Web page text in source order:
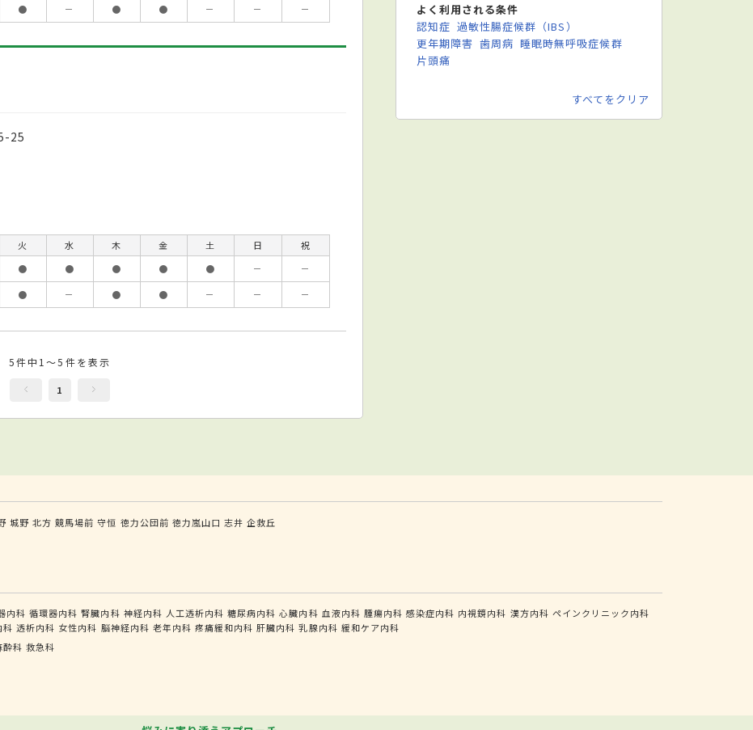
● － ● ● － － －
25
火 水 木 金 土 日
祝
● ● ● ● ● －
－
● － ● ● － － －
5件中1～5件を表示
1
よく利用される条件
認知症 過敏性腸症候群（IBS）
更年期障害 歯周病 睡眠時無呼吸症候群
片頭痛
すべてをクリア
城野 北方 競馬場前 守恒 徳力公団前 徳力嵐山口 志井 企救丘
内科 循環器内科 腎臓内科 神経内科 人工透析内科 糖尿病内科 心臓内科 血液内科 腫瘍内科 感染症内科 内視鏡内科 漢方内科 ペインクリニック内科
科 透析内科 女性内科 脳神経内科 老年内科 疼痛緩和内科 肝臓内科 乳腺内科 緩和ケア内科
酔科 救急科